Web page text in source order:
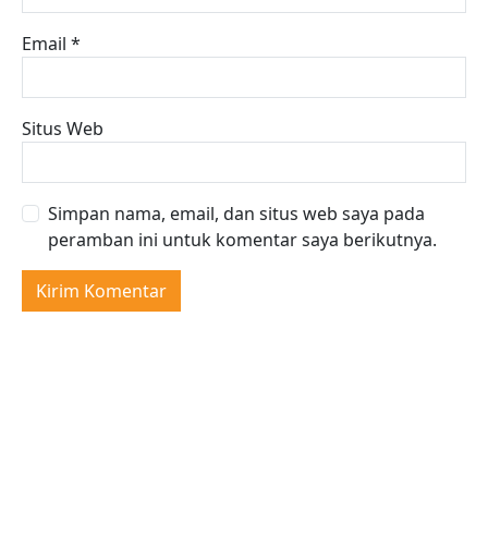
Email *
Situs Web
Simpan nama, email, dan situs web saya pada
peramban ini untuk komentar saya berikutnya.